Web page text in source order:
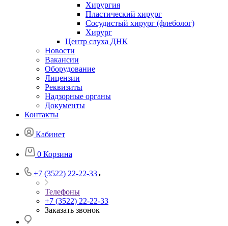
Хирургия
Пластический хирург
Сосудистый хирург (флеболог)
Хирург
Центр слуха ДНК
Новости
Вакансии
Оборудование
Лицензии
Реквизиты
Надзорные органы
Документы
Контакты
Кабинет
0 Корзина
+7 (3522) 22-22-33
Телефоны
+7 (3522) 22-22-33
Заказать звонок